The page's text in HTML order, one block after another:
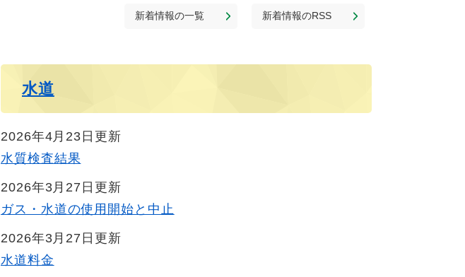
新着情報の一覧 新着情報のRSS
水道
2026年4月23日更新
水質検査結果
2026年3月27日更新
ガス・水道の使用開始と中止
2026年3月27日更新
水道料金